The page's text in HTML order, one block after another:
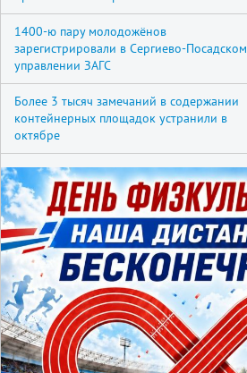
1400-ю пару молодожёнов
зарегистрировали в Сергиево-Посадском
управлении ЗАГС
Более 3 тысяч замечаний в содержании
контейнерных площадок устранили в
октябре